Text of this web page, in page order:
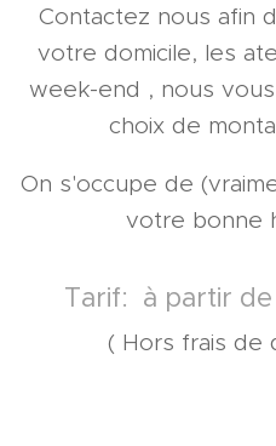
Contactez nous afin
votre domicile, les
week-end , nous
choix de
On s'occupe de
votre bonne
Tarif: à partir
( Hors frais de